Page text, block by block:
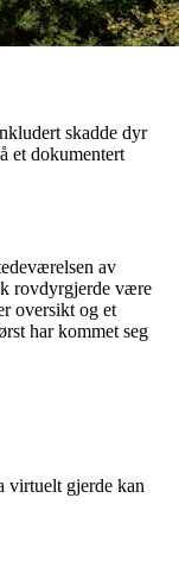
skadde dyr
et dokumentert
av
rovdyrgjerde være
oversikt og et
har kommet seg
virtuelt gjerde kan